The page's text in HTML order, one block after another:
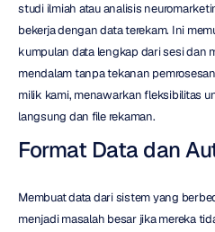
studi ilmiah atau analisis
bekerja dengan data terekam. Ini
kumpulan data lengkap dari sesi dan
mendalam tanpa tekanan
milik kami, menawarkan fleksibilitas
langsung dan file rekaman.
Format Data dan
Membuat data dari sistem yang
menjadi masalah besar jika mereka